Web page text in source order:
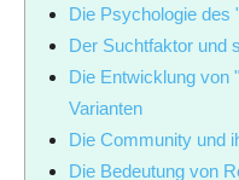
Die Psychologie des
Der Suchtfaktor und
Die Entwicklung von
Varianten
Die Community und
Die Bedeutung von